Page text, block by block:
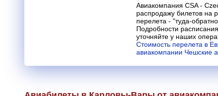
Авиакомпания CSA -
распродажу билетов
перелета - "туда-
Подробности
уточняйте у наших
Стоимость перелета в
авиакомпании Чешские